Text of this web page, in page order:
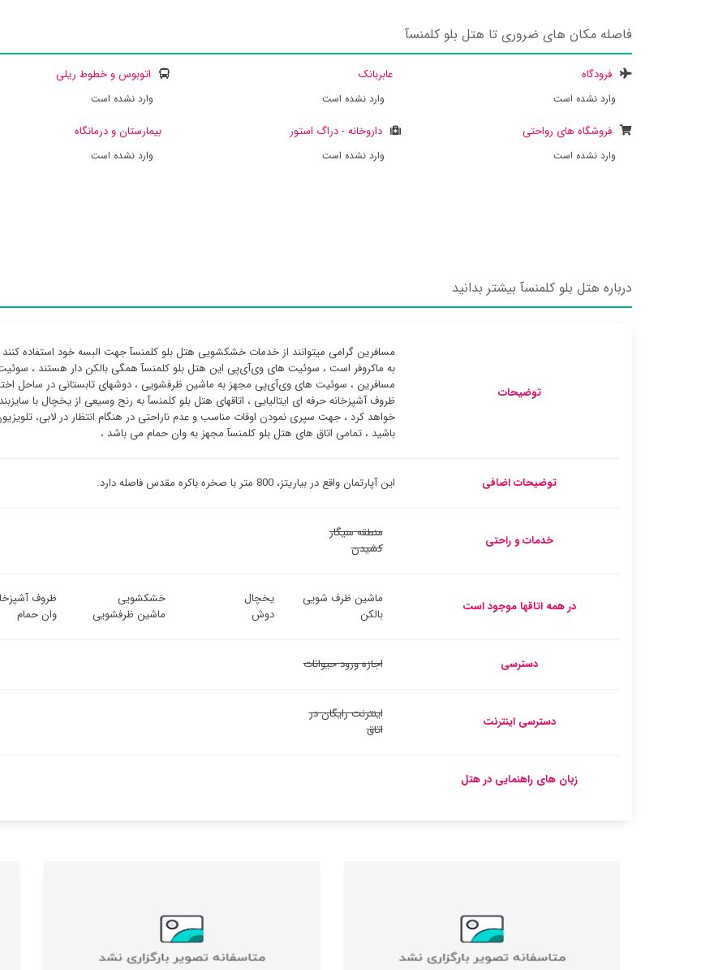
فاصله مکان های ضروری تا هتل بلو کلمنسآ
فرودگاه
وارد نشده است
عابربانک
وارد نشده است
اتوبوس و خطوط ریلی
وارد نشده است
فروشگاه های رواحتی
وارد نشده است
داروخانه - دراگ استور
وارد نشده است
بیمارستان و درمانگاه
وارد نشده است
درباره هتل بلو کلمنسآ بیشتر بدانید
توضیحات
مسافرین گرامی میتوانند از خدمات خشکشویی هتل بلو کلمنسآ جهت البسه خود استفاده
به ماکروفر است ، سوئیت ‌های وی‌آی‌پی این هتل بلو کلمنسآ همگی بالکن دار هستند ،
مسافرین ، سوئیت ‌های وی‌آی‌پی مجهز به ماشین ظرفشویی ، دوشهای تابستانی در ساحل
ظروف آشپزخانه حرفه ای ایتالیایی ، اتاقهای هتل بلو کلمنسآ به رنج وسیعی از یخچال با
خواهد کرد ، جهت سپری نمودن اوقات مناسب و عدم ناراحتی در هنگام انتظار در لابی،
باشید ، تمامی اتاق های هتل بلو کلمنسآ مجهز به وان حمام می باشد ،
توضیحات اضافی این آپارتمان واقع در بیاریتز، 800 متر با صخره باکره مقدس فاصله دارد.
خدمات و راحتی
منطقه سیگار
کشیدن
در همه اتاقها موجود است ماشین ظرف شویی یخچال خشکشویی ظروف
بالکن
دوش ماشین ظرفشویی وان حمام
دسترسی اجازه ورود حیوانات
دسترسی اینترنت
اینترنت رایگان در
اتاق
زبان های راهنمایی در هتل